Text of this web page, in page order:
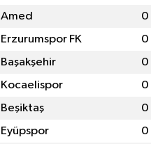
Amed 0
Erzurumspor FK 0
Başakşehir 0
Kocaelispor 0
Beşiktaş 0
Eyüpspor 0